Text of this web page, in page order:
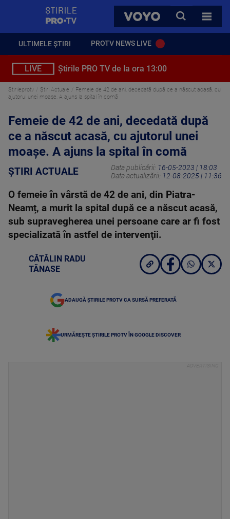
VOYO
CAUTA
TOATE
ULTIMELE ȘTIRI PROTV NEWS LIVE
LIVE Știrile PRO TV de la ora 13:00
Stirileprotv Știri Actuale
Femeie de 42 de ani, decedată după ce a născut acasă, cu
ajutorul unei moașe. A ajuns la spital în comă
Femeie de 42 de ani, decedată după
ce a născut acasă, cu ajutorul unei
moașe. A ajuns la spital în comă
ȘTIRI ACTUALE Data publicării: 16-05-2023 | 18:03
Data actualizării: 12-08-2025 | 11:36
O femeie în vârstă de 42 de ani, din Piatra-
Neamț, a murit la spital după ce a născut acasă,
sub supravegherea unei persoane care ar fi fost
specializată în astfel de intervenţii.
CĂTĂLIN RADU
TĂNASE
ADAUGĂ ȘTIRILE PROTV CA SURSĂ PREFERATĂ
URMĂREȘTE ȘTIRILE PROTV ÎN GOOGLE DISCOVER